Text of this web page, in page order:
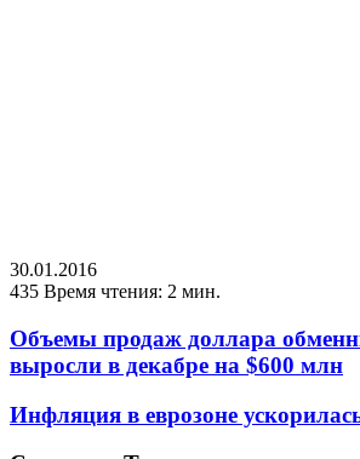
30.01.2016
435 Время чтения: 2 мин.
Объемы продаж доллара
выросли в декабре на $600 млн
Инфляция в еврозоне